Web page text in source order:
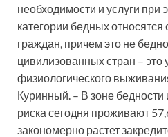
необходимости и услуги при
категории бедных
граждан, причем это не
цивилизованных стран –
физиологического
Куринный. – В зоне бедности
риска сегодня проживают
закономерно растет